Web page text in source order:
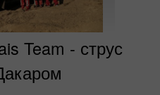
Team - струс